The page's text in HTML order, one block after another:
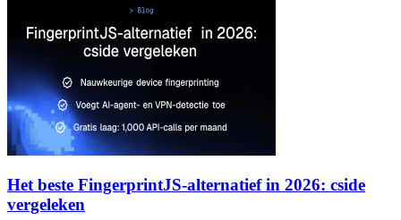
Het beste FingerprintJS-alternatief in 2026: cside
vergeleken